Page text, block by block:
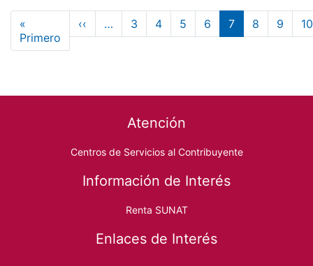
Paginación
«
Primero Primera página
‹‹ Página anterior
… 3 4 5 6 7 8 9 10
Atención
Centros de Servicios al Contribuyente
Información de Interés
Renta SUNAT
Enlaces de Interés